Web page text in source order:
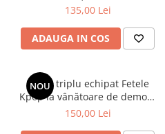
135,00 Lei
ADAUGA IN COS
NOU
Penar triplu echipat Fetele
Kpop la vânătoare de demoni
Energy
150,00 Lei